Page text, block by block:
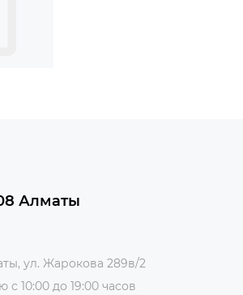
Алматы
ул. Жарокова 289в/2
с 10:00 до 19:00 часов